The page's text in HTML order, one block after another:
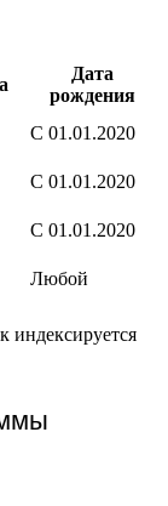
Дата
рождения
С 01.01.2020
С 01.01.2020
С 01.01.2020
Любой
индексируется